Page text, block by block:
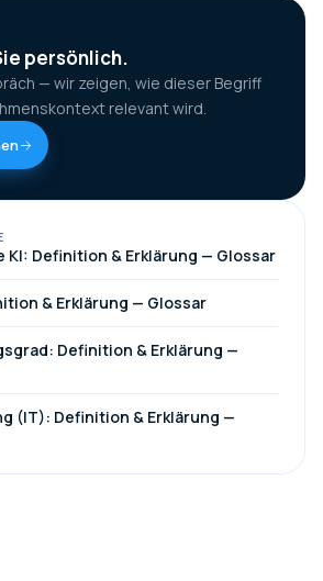
persönlich.
— wir zeigen, wie dieser Begriff
relevant wird.
Definition & Erklärung — Glossar
& Erklärung — Glossar
Definition & Erklärung —
(IT): Definition & Erklärung —